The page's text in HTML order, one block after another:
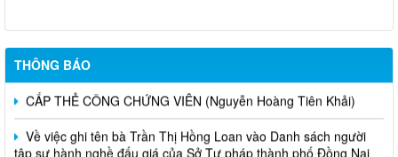
THÔNG BÁO
CẤP LẠI THẺ CÔNG CHỨNG VIÊN (Dương Anh Dũng)
CẤP THẺ CÔNG CHỨNG VIÊN (Nguyễn Hoàng Tiên Khải)
Về việc ghi tên bà Trần Thị Hồng Loan vào Danh sách người
tập sự hành nghề đấu giá của Sở Tư pháp thành phố Đồng Nai